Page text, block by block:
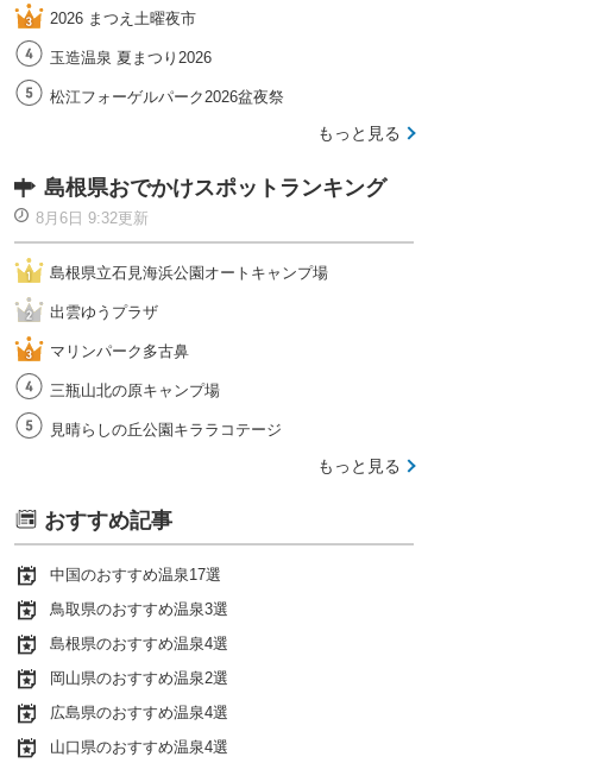
2026 まつえ土曜夜市
玉造温泉 夏まつり2026
松江フォーゲルパーク2026盆夜祭
もっと見る
島根県おでかけスポットランキング
8月6日 9:32更新
島根県立石見海浜公園オートキャンプ場
出雲ゆうプラザ
マリンパーク多古鼻
三瓶山北の原キャンプ場
見晴らしの丘公園キララコテージ
もっと見る
おすすめ記事
中国のおすすめ温泉17選
鳥取県のおすすめ温泉3選
島根県のおすすめ温泉4選
岡山県のおすすめ温泉2選
広島県のおすすめ温泉4選
山口県のおすすめ温泉4選